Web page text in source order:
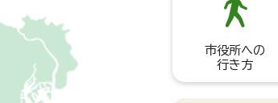
市役所への
行き方